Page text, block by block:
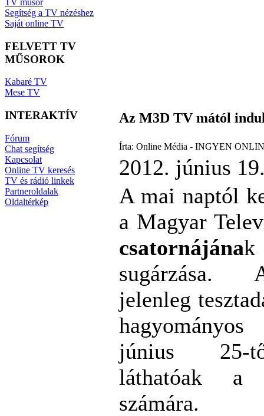
Segítség a TV nézéshez
Saját online TV
FELVETT TV
MŰSOROK
Kabaré TV
Mese TV
INTERAKTÍV
Fórum
Chat segítség
Kapcsolat
Online TV keresés
TV és rádió linkek
Partneroldalak
Oldaltérkép
Az M3D TV mától
Írta: Online Média - INGYEN
2012. június
A mai naptól
a Magyar
csatornájána
sugárzása.
jelenleg
hagyományos
június 25-
láthatóak
számára.